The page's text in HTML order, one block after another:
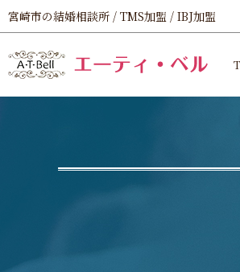
宮崎市の結婚相談所 / TMS加盟 / IBJ加盟